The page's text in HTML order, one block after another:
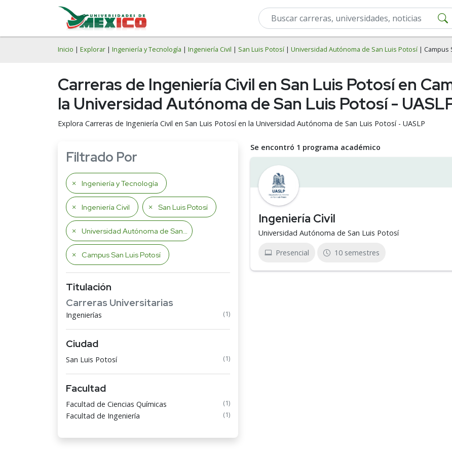
Inicio | Explorar | Ingeniería y Tecnología | Ingeniería Civil | San Luis Potosí | Universidad Autónoma de San Luis Potosí | Campus
Carreras de Ingeniería Civil en San Luis Potosí en
la Universidad Autónoma de San Luis Potosí -
Explora Carreras de Ingeniería Civil en San Luis Potosí en la Universidad Autónoma de San Luis Potosí - UASLP
Filtrado Por
Ingeniería y Tecnología
Ingeniería Civil San Luis Potosí
Universidad Autónoma de San Luis Potosí
Campus San Luis Potosí
Titulación
Carreras Universitarias
Ingenierías (1)
Ciudad
San Luis Potosí (1)
Facultad
Facultad de Ciencias Químicas (1)
Facultad de Ingeniería (1)
Se encontró 1 programa académico
Ingeniería Civil
Universidad Autónoma de San Luis Potosí
Presencial 10 semestres